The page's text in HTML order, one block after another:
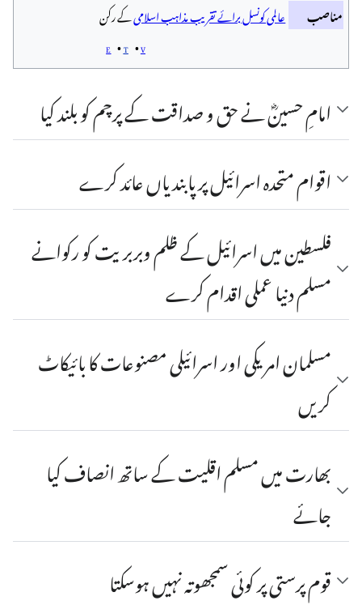
مناصب
عالمی کونسل برائے تقریب مذاہب اسلامیکے رکن
v
t
e
امامِ حسینؓ نے حق و صداقت کے پرچم کو بلند کیا
اقوام متحدہ اسرائیل پر پابندیاں عائد کرے
فلسطین میں اسرائیل کے ظلم وبربریت کو رکوانے
مسلم دنیا عملی اقدام کرے
مسلمان امریکی اور اسرائیلی مصنوعات کا بائیکاٹ
کریں
بھارت میں مسلم اقلیت کے ساتھ انصاف کیا
جائے
قوم پرستی پر کوئی سمجھوتہ نہیں ہوسکتا